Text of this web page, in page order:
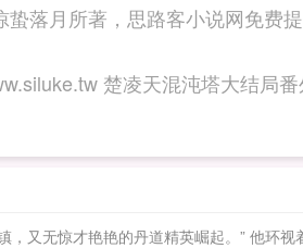
落月所著，思路客小说网免费
三秒记住本站：思路客小说网 网址：www.siluke.tw 楚凌天混沌塔大
又无惊才艳艳的丹道精英崛起。” 他环